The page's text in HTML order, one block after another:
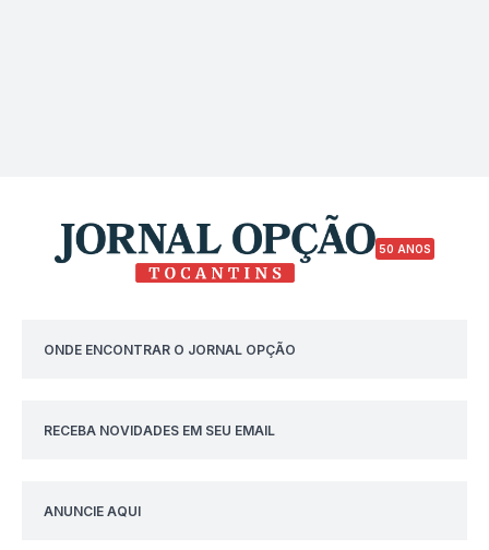
50 ANOS
ONDE ENCONTRAR O JORNAL OPÇÃO
RECEBA NOVIDADES EM SEU EMAIL
ANUNCIE AQUI